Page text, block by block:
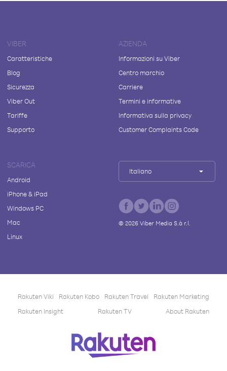
VIBER
Caratteristiche
Blog
Sicurezza
Viber Out
Tariffe
Supporto
AZIENDA
Informazioni su Viber
Centro marchio
Carriere
Termini e informative
Informativa sulla privacy
Customer Complaints Code
SCARICA
Android
iPhone & iPad
Windows PC
Mac
Linux
Italiano
© 2026Viber Media S.à r.l.
Rakuten Viki Rakuten Kobo Rakuten Travel
Rakuten Marketing
Rakuten Insight
Rakuten TV About Rakuten